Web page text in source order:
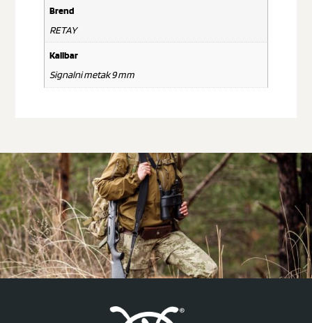
Brend
RETAY
Kalibar
Signalni metak 9 mm